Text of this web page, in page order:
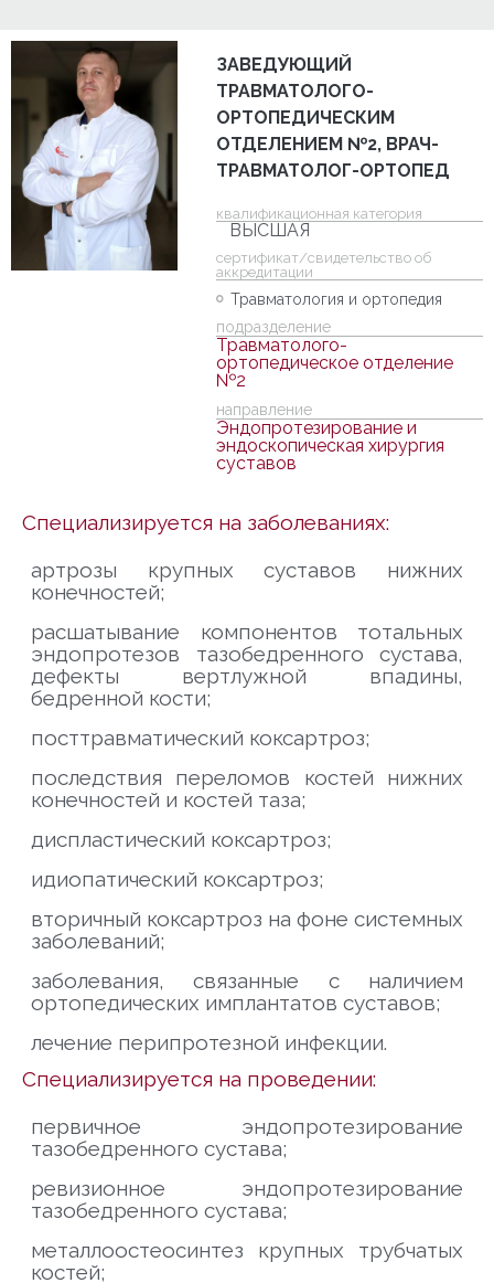
ЗАВЕДУЮЩИЙ
ТРАВМАТОЛОГО-
ОРТОПЕДИЧЕСКИМ
ОТДЕЛЕНИЕМ №2, ВРАЧ-
ТРАВМАТОЛОГ-ОРТОПЕД
квалификационная категория
ВЫСШАЯ
cертификат/свидетельство об
аккредитации
Травматология и ортопедия
подразделение
Травматолого-
ортопедическое отделение
№2
направление
Эндопротезирование и
эндоскопическая хирургия
суставов
Специализируется на заболеваниях:
артрозы крупных суставов нижних
конечностей;
расшатывание компонентов тотальных
эндопротезов тазобедренного сустава,
дефекты вертлужной впадины,
бедренной кости;
посттравматический коксартроз;
последствия переломов костей нижних
конечностей и костей таза;
диспластический коксартроз;
идиопатический коксартроз;
вторичный коксартроз на фоне системных
заболеваний;
заболевания, связанные с наличием
ортопедических имплантатов суставов;
лечение перипротезной инфекции.
Специализируется на проведении:
первичное эндопротезирование
тазобедренного сустава;
ревизионное эндопротезирование
тазобедренного сустава;
металлоостеосинтез крупных трубчатых
костей;